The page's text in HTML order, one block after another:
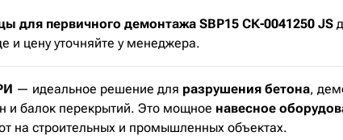
для первичного демонтажа SBP15 СК-0041250 JS
и цену уточняйте у менеджера.
— идеальное решение для разрушения бетона,
и балок перекрытий. Это мощное навесное
на строительных и промышленных объектах.